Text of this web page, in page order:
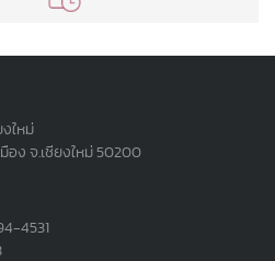
ใหม่
อง จ.เชียงใหม่ 50200
4531